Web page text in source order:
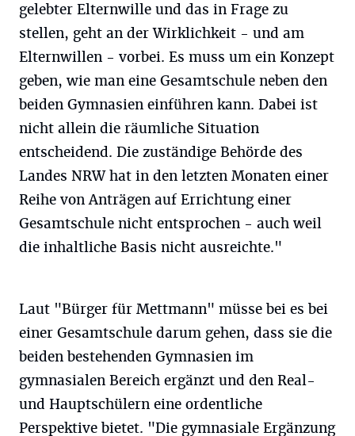
gelebter Elternwille und das in Frage zu
stellen, geht an der Wirklichkeit - und am
Elternwillen - vorbei. Es muss um ein Konzept
geben, wie man eine Gesamtschule neben den
beiden Gymnasien einführen kann. Dabei ist
nicht allein die räumliche Situation
entscheidend. Die zuständige Behörde des
Landes NRW hat in den letzten Monaten einer
Reihe von Anträgen auf Errichtung einer
Gesamtschule nicht entsprochen - auch weil
die inhaltliche Basis nicht ausreichte."
Laut "Bürger für Mettmann" müsse bei es bei
einer Gesamtschule darum gehen, dass sie die
beiden bestehenden Gymnasien im
gymnasialen Bereich ergänzt und den Real-
und Hauptschülern eine ordentliche
Perspektive bietet. "Die gymnasiale Ergänzung